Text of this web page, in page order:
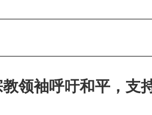
领袖呼吁和平，支